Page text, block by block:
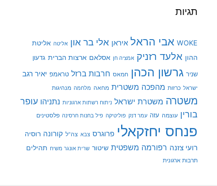
תגיות
WOKE אבי הראל איראן אלי בר און אליטה אליטת
ההון אלעד רזניק אמציה חן אסלאם ארצות הברית גדעון
שניר גרשון הכהן חמאס חרבות ברזל טראמפ יאיר רגב
ישראל כרזות מהפכה משטרית מחאה מלחמה מנהיגות
משטרה משטרת ישראל ניתוח רשתות ארגוניות נתניהו עופר
בורין עוצמה עזה עמר דנק פוליטיקה פיל בחנות חרסינה פלסטינים
פנחס יחזקאלי פרוגרס צבא צה"ל קורונה רוסיה
רועי צזנה רפורמה משפטית שיטור שרית אונגר משיח תהילים
תרבות ארגונית